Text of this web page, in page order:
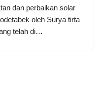
dan perbaikan solar
oleh Surya tirta
telah di…